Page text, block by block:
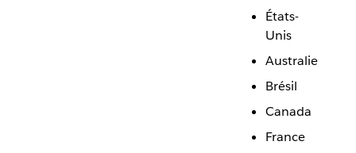
États-
Unis
Australie
Brésil
Canada
France